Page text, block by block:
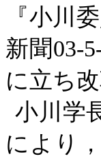
『小川
新聞03-
に立ち
小川学
により